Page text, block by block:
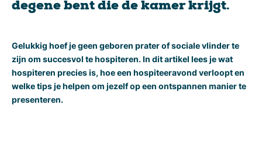
degene bent die de kamer krijgt.
Gelukkig hoef je geen geboren prater of sociale vlinder te
zijn om succesvol te hospiteren. In dit artikel lees je wat
hospiteren precies is, hoe een hospiteeravond verloopt en
welke tips je helpen om jezelf op een ontspannen manier te
presenteren.